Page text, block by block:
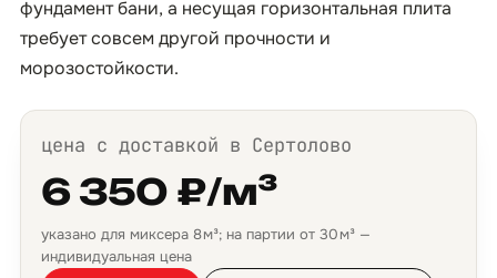
фундамент бани, а несущая горизонтальная плита
требует совсем другой прочности и
морозостойкости.
цена с доставкой в Сертолово
6 350 ₽/м³
указано для миксера 8 м³; на партии от 30 м³ —
индивидуальная цена